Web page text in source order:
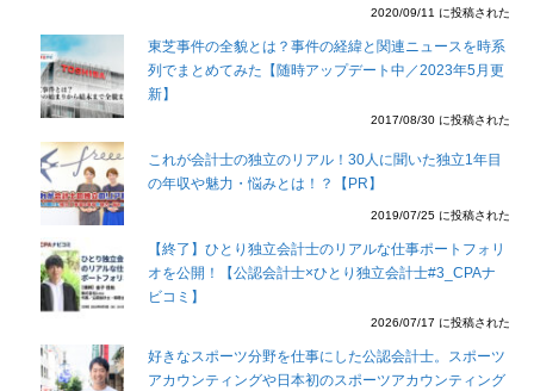
2020/09/11 に投稿された
東芝事件の全貌とは？事件の経緯と関連ニュースを時系
列でまとめてみた【随時アップデート中／2023年5月更
新】
2017/08/30 に投稿された
これが会計士の独立のリアル！30人に聞いた独立1年目
の年収や魅力・悩みとは！？【PR】
2019/07/25 に投稿された
【終了】ひとり独立会計士のリアルな仕事ポートフォリ
オを公開！【公認会計士×ひとり独立会計士#3_CPAナ
ビコミ】
2026/07/17 に投稿された
好きなスポーツ分野を仕事にした公認会計士。スポーツ
アカウンティングや日本初のスポーツアカウンティング